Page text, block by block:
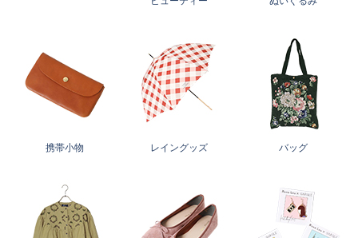
携帯小物 レイングッズ バッグ